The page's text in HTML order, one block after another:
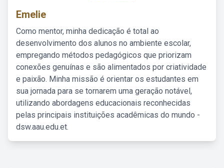
Emelie
Como mentor, minha dedicação é total ao
desenvolvimento dos alunos no ambiente escolar,
empregando métodos pedagógicos que priorizam
conexões genuínas e são alimentados por criatividade
e paixão. Minha missão é orientar os estudantes em
sua jornada para se tornarem uma geração notável,
utilizando abordagens educacionais reconhecidas
pelas principais instituições acadêmicas do mundo -
dsw.aau.edu.et.